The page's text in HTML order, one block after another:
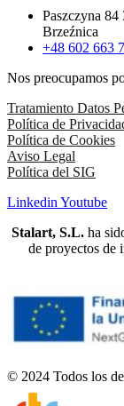
Paszczyna 84
Brzeźnica
+48 602 663
Nos preocupamos
Tratamiento Datos
Política de
Política de Cookies
Aviso Legal
Política del SIG
Linkedin Youtube
Stalart, S.L.ha
de proyectos de
© 2024 Todos los